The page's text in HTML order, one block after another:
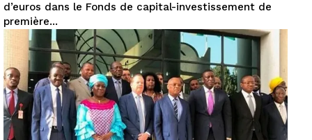
d’euros dans le Fonds de capital-investissement de
première...